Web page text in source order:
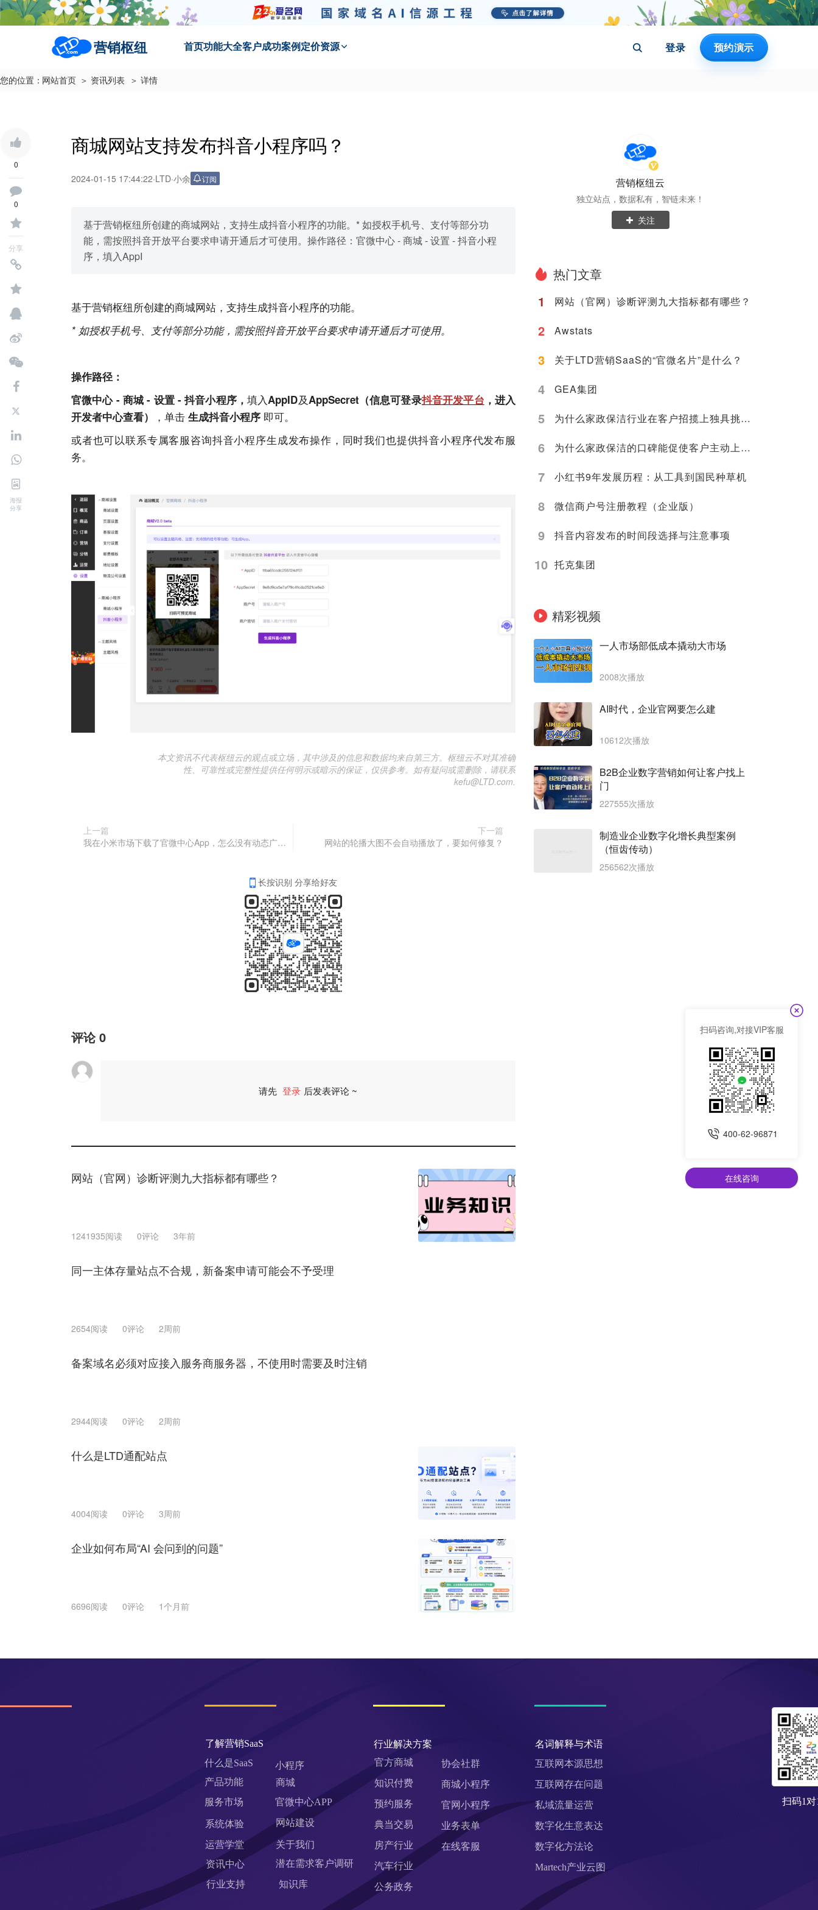
营销枢纽 首页功能大全客户成功案例 定价资源 登录 预约演示
您的位置： 网站首页 ＞ 资讯列表 ＞ 详情
0
0
分享
海报
分享
商城网站支持发布抖音小程序吗？
2024-01-15 17:44:22·LTD·小余 订阅
基于营销枢纽所创建的商城网站，支持生成抖音小程序的功能。* 如授权手机号、支付等部分功
能，需按照抖音开放平台要求申请开通后才可使用。操作路径：官微中心 - 商城 - 设置 - 抖音小程
序，填入AppI
基于营销枢纽所创建的商城网站 ，支持生成抖音小程序的功能。
* 如授权手机号、支付等部分功能，需按照抖音开放平台要求申请开通后才可使用。
操作路径：
官微中心 - 商城 - 设置 - 抖音小程序，填入AppID及AppSecret（信息可登录抖音开发平台 ，进入
开发者中心查看）
，单击 生成抖音小程序 即可。
或者也可以联系专属客服咨询抖音小程序生成发布操作，同时我们也提供抖音小程序代发布服
务。
本文资讯不代表枢纽云的观点或立场，其中涉及的信息和数据均来自第三方。枢纽云不对其准确
性、可靠性或完整性提供任何明示或暗示的保证，仅供参考。如有疑问或需删除，请联系
kefu@LTD.com.
上一篇
我在小米市场下载了官微中心App，怎么没有动态广场？
下一篇
网站的轮播大图不会自动播放了，要如何修复？
长按识别 分享给好友
评论0
请先 登录 后发表评论 ~
网站（官网）诊断评测九大指标都有哪些？
1241935阅读 0评论 3年前
同一主体存量站点不合规，新备案申请可能会不予受理
2654阅读 0评论 2周前
备案域名必须对应接入服务商服务器，不使用时需要及时注销
2944阅读 0评论 2周前
什么是LTD通配站点
4004阅读 0评论 3周前
企业如何布局“AI 会问到的问题”
6696阅读 0评论 1个月前
营销枢纽云
独立站点，数据私有，智链未来！
关注
热门文章
1
网站（官网）诊断评测九大指标都有哪些？
2 Awstats
3 关于LTD营销SaaS的“官微名片”是什么？
4 GEA集团
5 为什么家政保洁行业在客户招揽上独具挑战？
6 为什么家政保洁的口碑能促使客户主动上门？
7 小红书9年发展历程：从工具到国民种草机
8 微信商户号注册教程（企业版）
9 抖音内容发布的时间段选择与注意事项
10 托克集团
精彩视频
一人市场部低成本撬动大市场
2008次播放
AI时代，企业官网要怎么建
10612次播放
B2B企业数字营销如何让客户找上
门
227555次播放
制造业企业数字化增长典型案例
（恒齿传动）
256562次播放
了解营销SaaS
什么是SaaS
产品功能
服务市场
扫码1对
系统体验
运营学堂
小程序
商城
官微中心APP
网站建设
关于我们
资讯中心
行业支持
名词解释与术语
互联网本源思想
互联网存在问题
私域流量运营
数字化生意表达
数字化方法论
Martech产业云图
行业解决方案
官方商城
知识付费
预约服务
典当交易
房产行业
汽车行业
公务政务
协会社群
商城小程序
官网小程序
业务表单
在线客服
潜在需求客户调研
知识库
扫码咨询,对接VIP客服
400-62-96871
在线咨询